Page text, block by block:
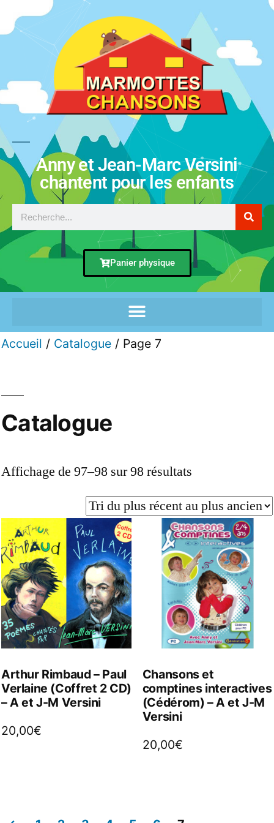
Anny et Jean-Marc Versini
chantent pour les enfants
Panier physique
Accueil / Catalogue / Page 7
Catalogue
Affichage de 97–98 sur 98 résultats
Arthur Rimbaud – Paul
Verlaine (Coffret 2 CD)
– A et J-M Versini
20,00€
Chansons et
comptines interactives
(Cédérom) – A et J-M
Versini
20,00€